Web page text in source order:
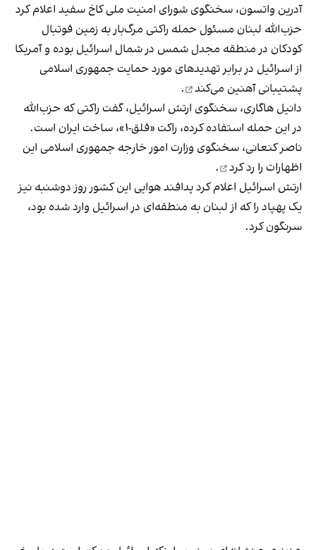
آدرین واتسون، سخنگوی شورای امنیت ملی کاخ سفید اعلام کرد
حزب‌الله لبنان مسئول حمله راکتی مرگ‌بار به زمین فوتبال
کودکان در منطقه مجدل شمس در شمال اسرائیل بوده و آمریکا
از اسرائیل در برابر تهدیدهای مورد حمایت جمهوری اسلامی
پشتیبانی آهنین می‌کند
.
دانیل هاگاری، سخنگوی ارتش اسرائیل، گفت راکتی که حزب‌الله
در این حمله استفاده کرده، راکت «فلق-۱»، ساخت ایران است.
ناصر کنعانی، سخنگوی وزارت امور خارجه جمهوری اسلامی این
اظهارات را رد کرد
.
ارتش اسرائیل اعلام کرد پدافند هوایی این کشور روز دوشنبه نیز
یک پهپاد را که از لبنان به منطقه‌ای در اسرائیل وارد شده بود،
سرنگون کرد.